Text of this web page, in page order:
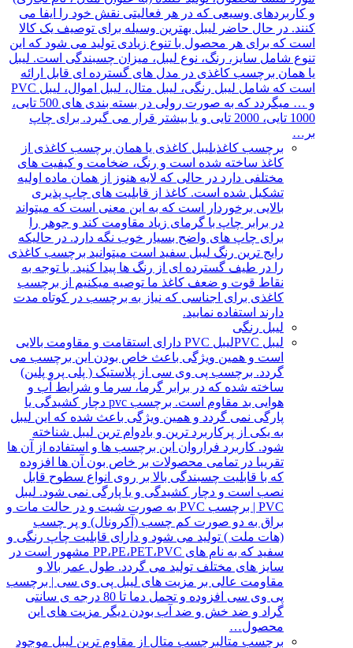
و کاربردهای وسیعی که در هر فعالیتی نقش خود را ایفا می
کنند. در حال حاضر لیبل بهترین وسیله برای توصیف یک کالا
است که برای هر محصول با تنوع زیادی تولید می شود که این
تنوع شامل سایز، رنگ، نوع لیبل، میزان چسبندگی است. لیبل
یا همان برچسب کاغذی در مدل های گسترده ای قابل ارائه
است که شامل لیبل رنگی، لیبل متال، لیبل اموال، لیبل PVC
و … میگردد که به صورت رولی در بسته بندی های 500 تایی،
1000 تایی، 2000 تایی و یا بیشتر قرار می گیرد. برای چاپ
بر…
برچسب کاغذیلیبل کاغذی یا همان برچسب کاغذی از
کاغذ ساخته شده است و رنگ، ضخامت و کیفیت های
مختلفی دارد در حالی که لایه هنوز از همان ماده اولیه
تشکیل شده است. کاغذ از قابلیت های چاپ پذیری
بالایی برخوردار است که به این معنی است که میتواند
در برابر چاپ با گرمای زیاد مقاومت کند و جوهر را
برای چاپ های واضح بسیار خوب نگه دارد. در حالیکه
رایج ترین رنگ لیبل سفید است میتوانید برچسب کاغذی
را در طیف گسترده ای از رنگ ها پیدا کنید. با توجه به
نقاط قوت و ضعف کاغذ ما توصیه میکنیم از برچسب
کاغذی برای اجناسی که نیاز به برچسب در کوتاه مدت
دارند استفاده نمایید.
لیبل رنگی
لیبل PVC
لیبل PVC دارای استقامت و مقاومت بالایی
است و همین ویژگی باعث خاص بودن این برچسب می
گردد. برچسب پی وی سی از پلاستیک ( پلی پرو پلین)
ساخته شده که در برابر گرما، سرما و شرایط آب و
هوایی بد مقاوم است. برچسب pvc دچار کشیدگی یا
پارگی نمی گردد و همین ویژگی باعث شده که این لیبل
به یکی از پرکاربرد ترین و بادوام ترین لیبل شناخته
شود. کاربرد فراروان این برچسب ها و استفاده از آن ها
تقریبا در تمامی محصولات بر خاص بون آن ها افزوده
که با قابلیت چسبندگی بالا بر روی انواع سطوح قابل
نصب است و دچار کشیدگی و یا پارگی نمی شود. لیبل
PVC | برچسب PVC به صورت شیت و در حالت مات و
براق به دو صورت کم چسب (آکرونال) و پر چسب
(هات ملت ) تولید می شود و دارای قابلیت چاپ رنگی و
سفید که به نام های PP،PE،PET،PVC مشهور است در
سایز های مختلف تولید می گردد. طول عمر بالا و
مقاومت عالی بر مزیت های لیبل پی وی سی | برچسب
پی وی سی افزوده و تحمل دما تا 80 درجه ی سانتی
گراد و ضد خش و ضد آب بودن دیگر مزیت های این
محصول…
برچسب متالبرچسب متال از مقاوم ترین لیبل موجود